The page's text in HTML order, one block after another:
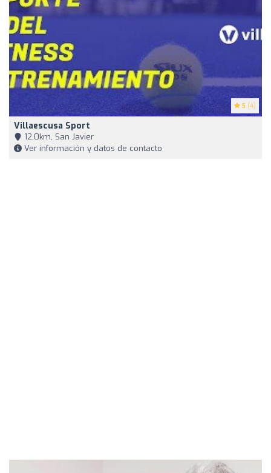
5 (4)
Villaescusa Sport
12,0km, San Javier
Ver información y datos de contacto